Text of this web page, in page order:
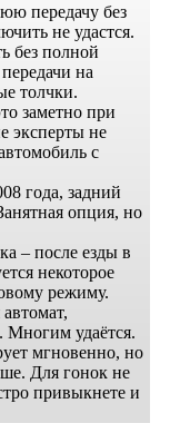
передачу без
не удастся.
без полной
на
толчки.
заметно при
эксперты не
с
года, задний
опция, но
– после езды в
некоторое
режиму.
Многим удаётся.
мгновенно, но
Для гонок не
привыкнете и